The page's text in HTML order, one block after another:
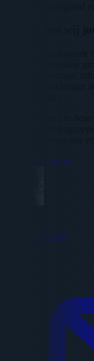
Leergierigheid
Een
Professionele
Een prettige,
Aantrekkelijke
Geïnteresseerd in
met ons op voor een
Direct solliciteren
0617615948